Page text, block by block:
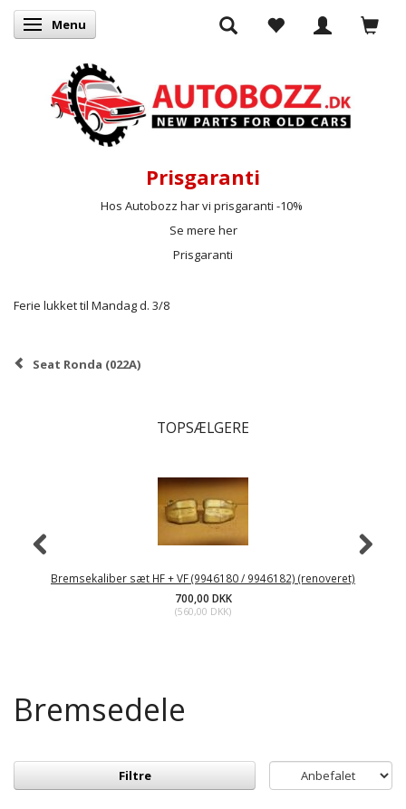
Skifte navigation
Menu
Prisgaranti
Hos Autobozz har vi prisgaranti -10%
Se mere her
Prisgaranti
Ferie lukket til Mandag d. 3/8
Seat Ronda (022A)
TOPSÆLGERE
Bremsekaliber sæt HF + VF (9946180 / 9946182) (renoveret)
700,00 DKK
(560,00 DKK)
Bremsedele
Filtre